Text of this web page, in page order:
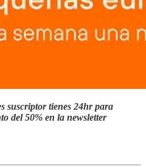
suscriptor tienes 24hr para
del 50% en la newsletter